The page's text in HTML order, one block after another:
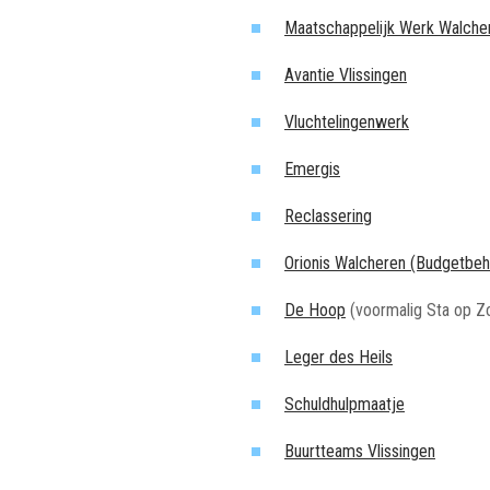
Maatschappelijk Werk
Avantie Vlissingen
Vluchtelingenwerk
Emergis
Reclassering
Orionis Walcheren
De Hoop (voormalig Sta op
Leger des Heils
Schuldhulpmaatje
Buurtteams Vlissingen